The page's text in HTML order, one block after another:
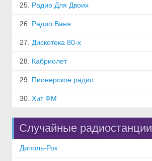
25. Радио Для Двоих
26. Радио Ваня
27. Дискотека 80-х
28. Кабриолет
29. Пионерское радио
30.Хит ФМ
Случайные радиостанции
Диполь-Рок